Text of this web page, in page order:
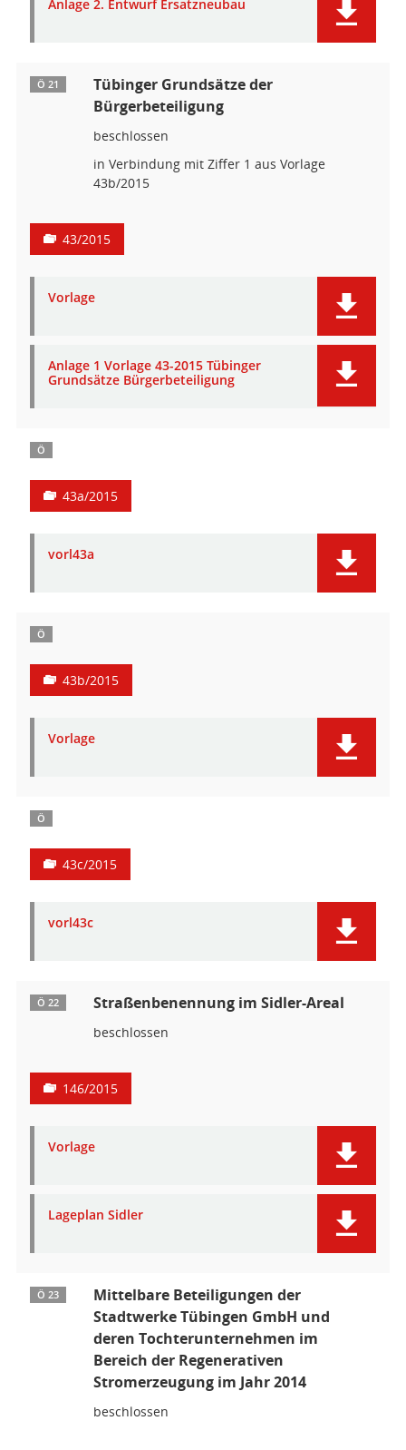
Anlage 2. Entwurf Ersatzneubau
Ö 21
Tübinger Grundsätze der
Bürgerbeteiligung
beschlossen
in Verbindung mit Ziffer 1 aus Vorlage
43b/2015
43/2015
Vorlage
Anlage 1 Vorlage 43-2015 Tübinger
Grundsätze Bürgerbeteiligung
Ö
43a/2015
vorl43a
Ö
43b/2015
Vorlage
Ö
43c/2015
vorl43c
Ö 22 Straßenbenennung im Sidler-Areal
beschlossen
146/2015
Vorlage
Lageplan Sidler
Ö 23
Mittelbare Beteiligungen der
Stadtwerke Tübingen GmbH und
deren Tochterunternehmen im
Bereich der Regenerativen
Stromerzeugung im Jahr 2014
beschlossen